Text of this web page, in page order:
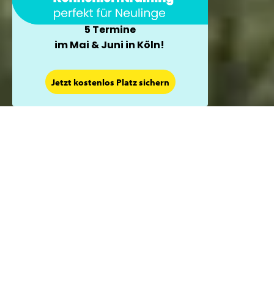
5 Termine
im Mai & Juni in Köln!
Jetzt kostenlos Platz sichern